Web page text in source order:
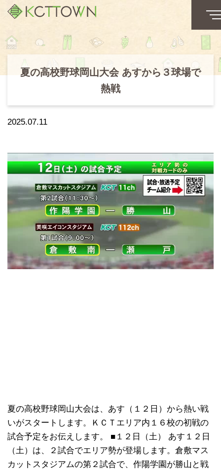
夏の高校野球岡山大会 あすから３球場で
熱戦
2025.07.11
夏の高校野球岡山大会は、あす（１２日）から熱い戦
いがスタートします。ＫＣＴエリア内１６校の初戦の
試合予定をお伝えします。 ■１２日（土） あす１２日
（土）は、２試合でエリア勢が登場します。倉敷マス
カットスタジアムの第２試合で、作陽学園が勝山と戦